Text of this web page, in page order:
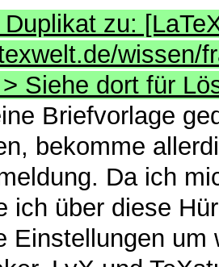
zu:
wissen/
Siehe dort für
Briefvorlage
bekomme
Da ich
ich über diese
Einstellungen